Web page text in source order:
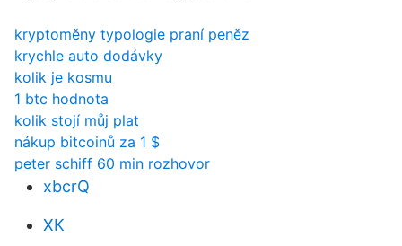
kryptoměny typologie praní peněz
krychle auto dodávky
kolik je kosmu
1 btc hodnota
kolik stojí můj plat
nákup bitcoinů za 1 $
peter schiff 60 min rozhovor
xbcrQ
XK